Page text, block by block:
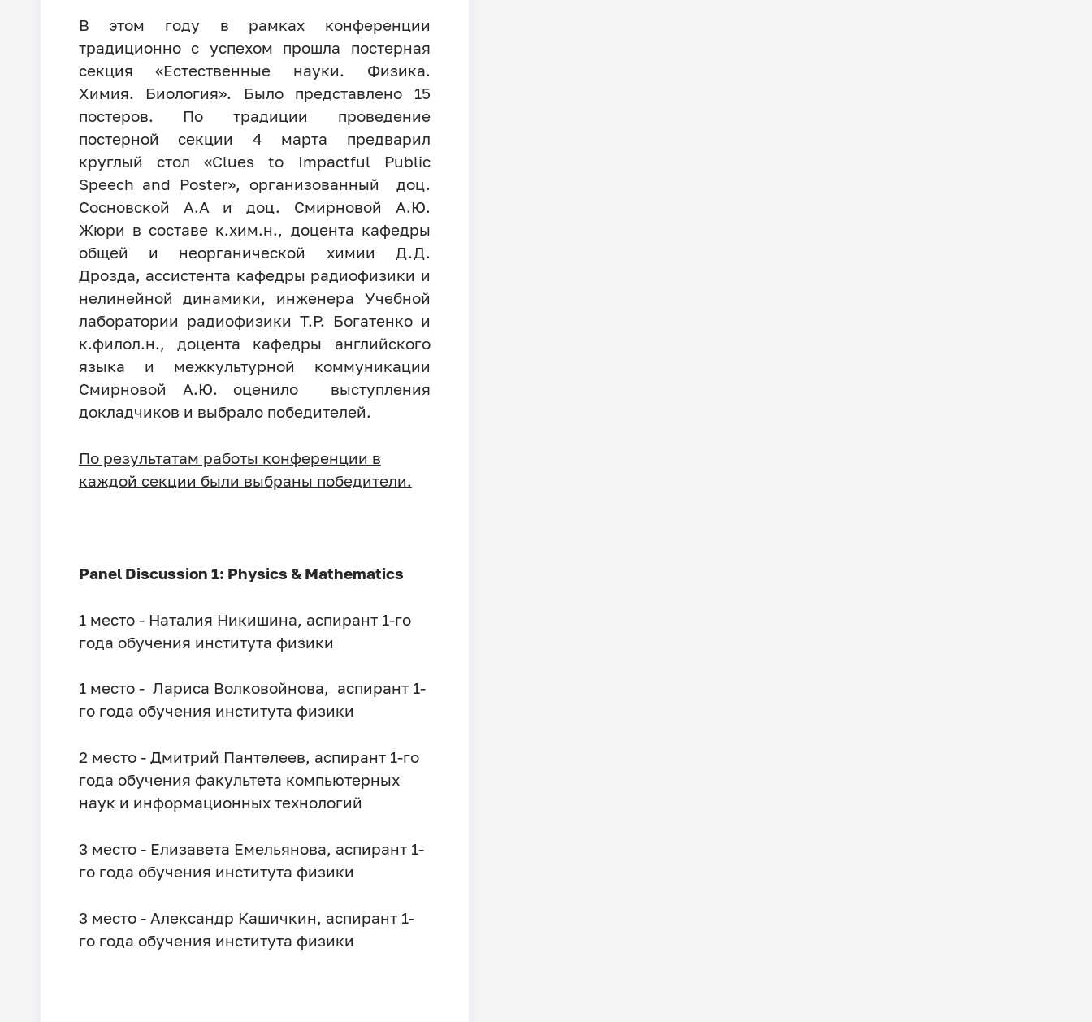
В этом году в рамках конференции
традиционно с успехом прошла постерная
секция «Естественные науки. Физика.
Химия. Биология». Было представлено 15
постеров. По традиции проведение
постерной секции 4 марта предварил
круглый стол «Clues to Impactful Public
Speech and Poster», организованный доц.
Сосновской А.А и доц. Смирновой А.Ю.
Жюри в составе к.хим.н., доцента кафедры
общей и неорганической химии Д.Д.
Дрозда, ассистента кафедры радиофизики и
нелинейной динамики, инженера Учебной
лаборатории радиофизики Т.Р. Богатенко и
к.филол.н., доцента кафедры английского
языка и межкультурной коммуникации
Смирновой А.Ю. оценило выступления
докладчиков и выбрало победителей.
По результатам работы конференции в
каждой секции были выбраны победители.
Panel Discussion 1: Physics & Mathematics
1 место - Наталия Никишина, аспирант 1-го
года обучения института физики
1 место - Лариса Волковойнова, аспирант 1-
го года обучения института физики
2 место - Дмитрий Пантелеев, аспирант 1-го
года обучения факультета компьютерных
наук и информационных технологий
3 место - Елизавета Емельянова, аспирант 1-
го года обучения института физики
3 место - Александр Кашичкин, аспирант 1-
го года обучения института физики